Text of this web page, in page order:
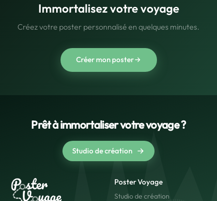
Immortalisez votre voyage
Créez votre poster personnalisé en quelques minutes.
Créer mon poster
Prêt à immortaliser votre voyage ?
Studio de création
Poster Voyage
Studio de création